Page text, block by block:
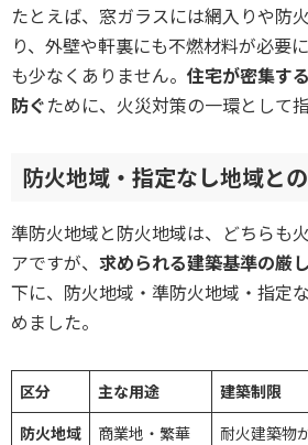
たとえば、窓ガラスには網入りや防
り、外壁や軒裏にも不燃材料が必要
も少なくありません。 住宅が密集す
防ぐために、火災対策の一環として
防火地域・指定なし地域と
準防火地域と防火地域は、どちらも
アですが、 求められる建築基準の厳
下に、防火地域・準防火地域・指定
めました。
区分 主な用途 建築制限
防火地域
商業地・繁華
耐火建築物